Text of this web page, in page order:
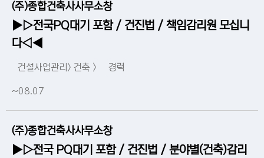
(주)종합건축사사무소창
▶▷전국PQ대기 포함 / 건진법 / 책임감리원 모십니
다◁◀
건설사업관리> 건축 > 경력
~08.07
(주)종합건축사사무소창
▶▷전국 PQ대기 포함 / 건진법 / 분야별(건축)감리